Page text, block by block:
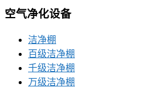
空气净化设备
洁净棚
百级洁净棚
千级洁净棚
万级洁净棚